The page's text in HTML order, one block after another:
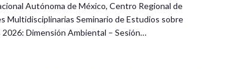
Autónoma de México, Centro Regional de
Multidisciplinarias Seminario de Estudios sobre
2026: Dimensión Ambiental – Sesión…